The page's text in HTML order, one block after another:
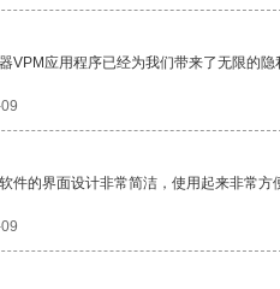
VPM应用程序已经为我们带来了无限的隐
件的界面设计非常简洁，使用起来非常方